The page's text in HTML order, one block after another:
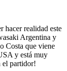
hacer realidad este
Argentina y
Costa que viene
y está muy
el partidor!